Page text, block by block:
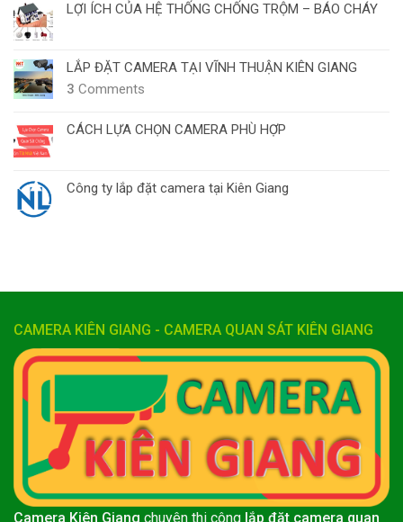
LỢI ÍCH CỦA HỆ THỐNG CHỐNG TRỘM – BÁO CHÁY
LẮP ĐẶT CAMERA TẠI VĨNH THUẬN KIÊN GIANG
3 Comments
CÁCH LỰA CHỌN CAMERA PHÙ HỢP
Công ty lắp đặt camera tại Kiên Giang
CAMERA KIÊN GIANG - CAMERA QUAN SÁT KIÊN GIANG
Camera Kiên Giang chuyên thi công lắp đặt camera quan